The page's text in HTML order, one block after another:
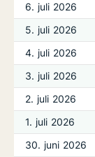
6. juli 2026
5. juli 2026
4. juli 2026
3. juli 2026
2. juli 2026
1. juli 2026
30. juni 2026